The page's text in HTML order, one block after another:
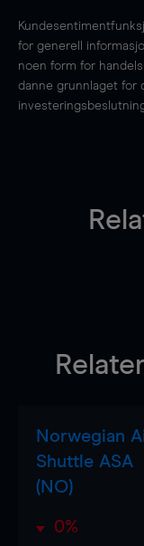
for generell
noen form for
danne grunnlaget for
Norwegian
Shuttle ASA
(NO)
0%